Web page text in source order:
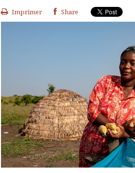
Imprimer Share